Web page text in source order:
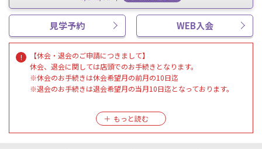
見学予約 WEB入会
【休会・退会のご申請につきまして】
休会、退会に関しては店頭でのお手続きとなります。
※休会のお手続きは休会希望月の前月の10日迄
※退会のお手続きは退会希望月の当月10日迄となっております。
・タトゥーの露出は禁止となっております。
小さなものでも必ず見えないようご利用お願いいたします。